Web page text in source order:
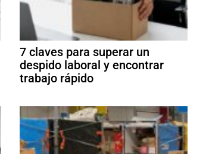
7 claves para superar un
despido laboral y encontrar
trabajo rápido